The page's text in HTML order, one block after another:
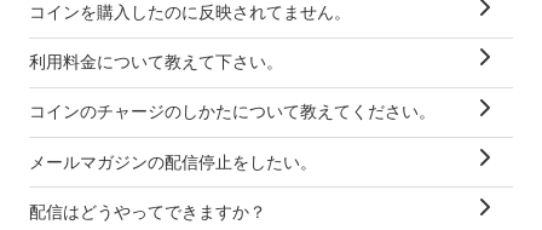
コインを購入したのに反映されてません。
利用料金について教えて下さい。
コインのチャージのしかたについて教えてください。
メールマガジンの配信停止をしたい。
配信はどうやってできますか？